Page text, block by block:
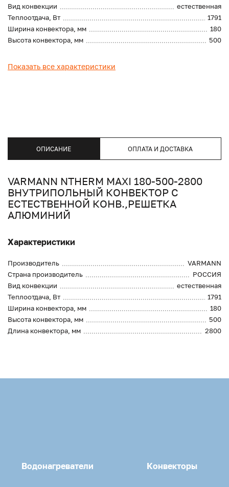
Вид конвекции
естественная
Теплоотдача, Вт
1791
Ширина конвектора, мм
180
Высота конвектора, мм
500
Показать все характеристики
ОПИСАНИЕ ОПЛАТА И ДОСТАВКА
VARMANN NTHERM MAXI 180-500-2800
ВНУТРИПОЛЬНЫЙ КОНВЕКТОР С
ЕСТЕСТВЕННОЙ КОНВ.,РЕШЕТКА
АЛЮМИНИЙ
Характеристики
Производитель
VARMANN
Страна производитель
РОССИЯ
Вид конвекции
естественная
Теплоотдача, Вт
1791
Ширина конвектора, мм
180
Высота конвектора, мм
500
Длина конвектора, мм
2800
Водонагреватели Конвекторы